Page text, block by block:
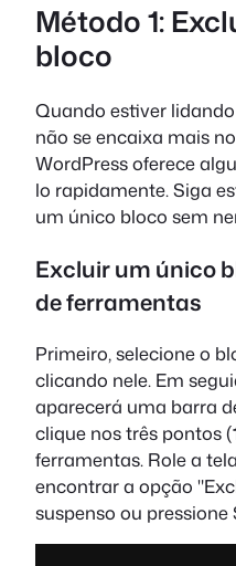
Método 1:
bloco
Quando estiver
não se encaixa mais
WordPress oferece
lo rapidamente. Siga
um único bloco sem
Excluir um único
de ferramentas
Primeiro, selecione o
clicando nele. Em
aparecerá uma barra
clique nos três pontos (
ferramentas. Role a
encontrar a opção
suspenso ou